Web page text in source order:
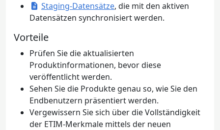
Staging-Datensätze, die mit den aktiven
Datensätzen synchronisiert werden.
Vorteile
Prüfen Sie die aktualisierten
Produktinformationen, bevor diese
veröffentlicht werden.
Sehen Sie die Produkte genau so, wie Sie den
Endbenutzern präsentiert werden.
Vergewissern Sie sich über die Vollständigkeit
der ETIM-Merkmale mittels der neuen